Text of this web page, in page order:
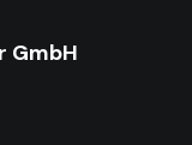
GmbH